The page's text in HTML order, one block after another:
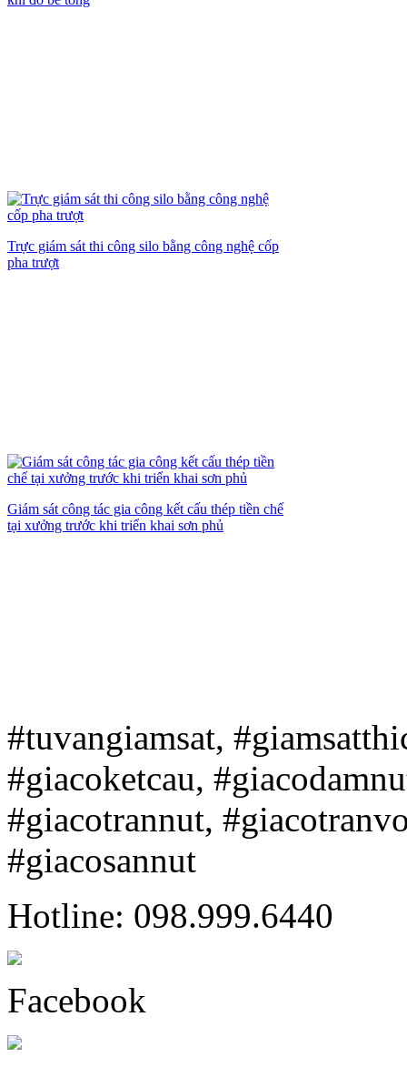
Trực giám sát thi công silo bằng công nghệ cốp
pha trượt
Giám sát công tác gia công kết cấu thép tiền chế
tại xưởng trước khi triển khai sơn phủ
#tuvangiamsat,
#giacoketcau,
#giacotrannut,
#giacosannut
Hotline: 098.999.6440
Facebook